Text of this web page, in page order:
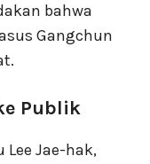
bahwa
Gangchun
Publik
Jae-hak,